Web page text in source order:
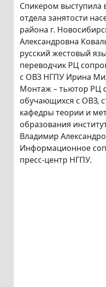
Спикером выступила
отдела занятости
района г.
Александровна
русский жестовый
переводчик РЦ
с ОВЗ НГПУ Ирина
Монтаж – тьютор РЦ
обучающихся с ОВЗ,
кафедры теории и
образования
Владимир
Информационное
пресс-центр НГПУ.